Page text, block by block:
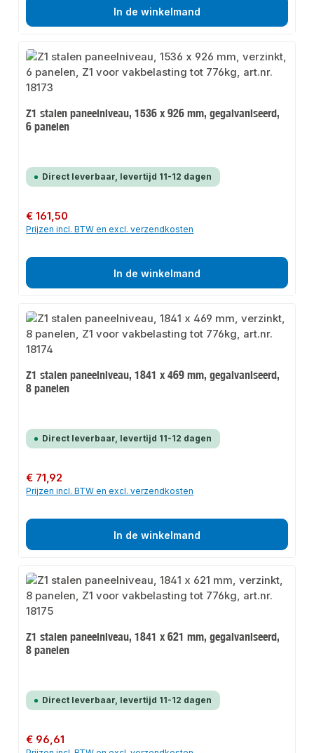
In de winkelmand
Z1 stalen paneelniveau, 1536 x 926 mm, gegalvaniseerd,
6 panelen
Direct leverbaar, levertijd 11-12 dagen
Normale prijs:
€ 161,50
Prijzen incl. BTW en excl. verzendkosten
In de winkelmand
Z1 stalen paneelniveau, 1841 x 469 mm, gegalvaniseerd,
8 panelen
Direct leverbaar, levertijd 11-12 dagen
Normale prijs:
€ 71,92
Prijzen incl. BTW en excl. verzendkosten
In de winkelmand
Z1 stalen paneelniveau, 1841 x 621 mm, gegalvaniseerd,
8 panelen
Direct leverbaar, levertijd 11-12 dagen
Normale prijs:
€ 96,61